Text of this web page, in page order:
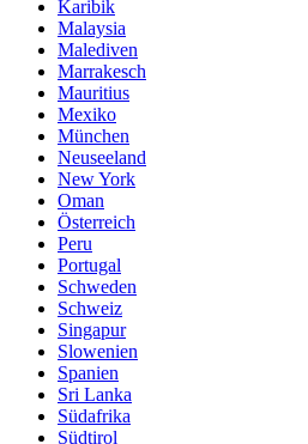
Karibik
Malaysia
Malediven
Marrakesch
Mauritius
Mexiko
München
Neuseeland
New York
Oman
Österreich
Peru
Portugal
Schweden
Schweiz
Singapur
Slowenien
Spanien
Sri Lanka
Südafrika
Südtirol